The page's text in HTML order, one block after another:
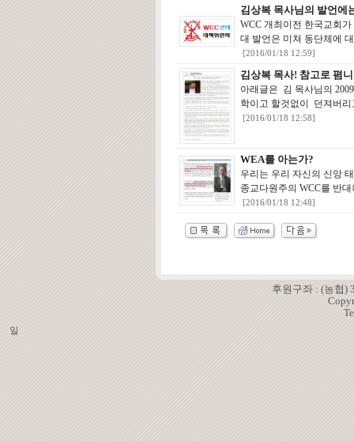
김상복 목사님의 발언에
WCC 개최이전 한국교회
대 발언은 미쳐 동단체에
[2016/01/18 12:59]
김상복 목사! 참고로 폄
아래글은 김 목사님의
학이고 할것없이 던져버
[2016/01/18 12:58]
WEA를 아는가?
우리는 우리 자신의 신앙
종교다원주의 WCC를 반
[2016/01/18 12:48]
후원구좌 : (농협)
일